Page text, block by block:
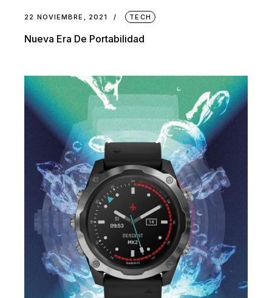
22 NOVIEMBRE, 2021 TECH
Nueva Era De Portabilidad